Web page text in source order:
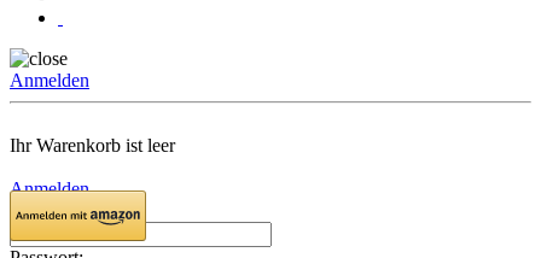
Anmelden
Ihr Warenkorb ist leer
Anmelden
Email: